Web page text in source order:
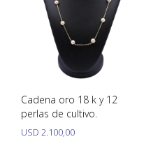
Cadena oro 18 k y 12
perlas de cultivo.
USD 2.100,00